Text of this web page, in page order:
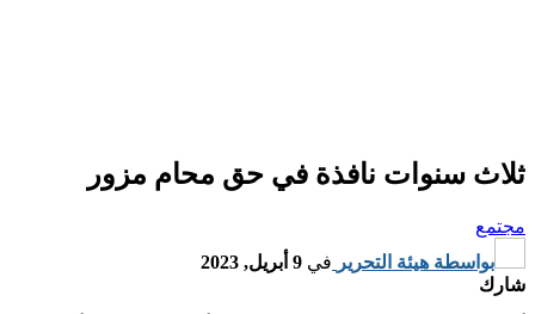
ثلاث سنوات نافذة في حق محام مزور
مجتمع
بواسطة هيئة التحرير في 9 أبريل, 2023
شارك